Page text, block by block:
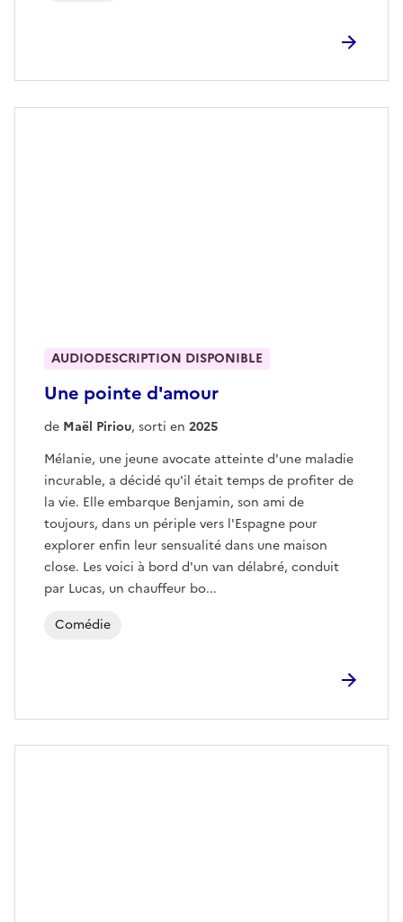
Une pointe d'amour
AUDIODESCRIPTION DISPONIBLE
de Maël Piriou, sorti en 2025
Mélanie, une jeune avocate atteinte d'une maladie
incurable, a décidé qu'il était temps de profiter de
la vie. Elle embarque Benjamin, son ami de
toujours, dans un périple vers l'Espagne pour
explorer enfin leur sensualité dans une maison
close. Les voici à bord d'un van délabré, conduit
par Lucas, un chauffeur bo...
Comédie